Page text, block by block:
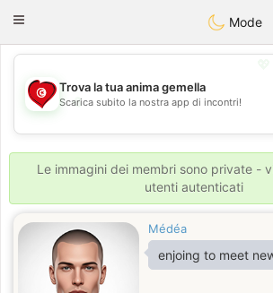
Tunisia Dating
Toggle
Mode
💖
Trova la tua anima gemella
Scarica subito la nostra app di incontri!
Le immagini dei membri sono private -
utenti autenticati
Médéa
enjoing to meet